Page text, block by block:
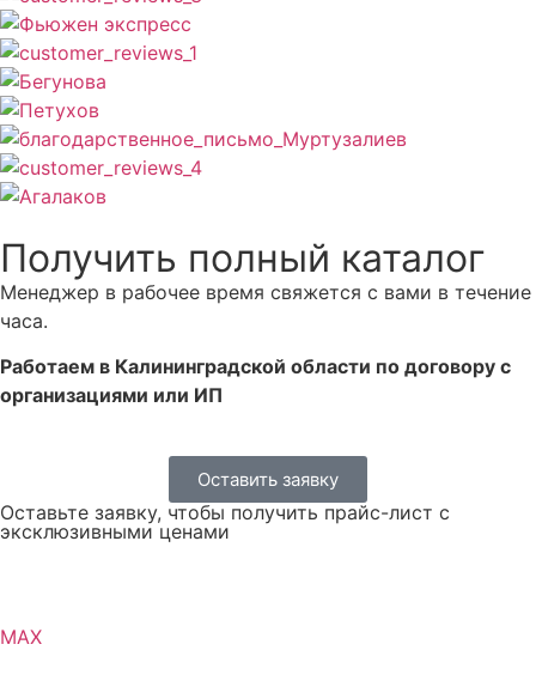
Получить полный каталог
Менеджер в рабочее время свяжется с вами в течение
часа.
Работаем в Калининградской области по договору с
организациями или ИП
Оставить заявку
Оставьте заявку, чтобы получить прайс-лист с
эксклюзивными ценами
MAX